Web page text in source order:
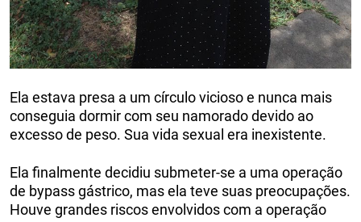
Ela estava presa a um círculo vicioso e nunca mais
conseguia dormir com seu namorado devido ao
excesso de peso. Sua vida sexual era inexistente.
Ela finalmente decidiu submeter-se a uma operação
de bypass gástrico, mas ela teve suas preocupações.
Houve grandes riscos envolvidos com a operação